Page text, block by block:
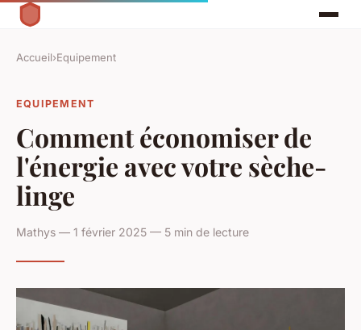
Accueil›Equipement
EQUIPEMENT
Comment économiser de
l'énergie avec votre sèche-
linge
Mathys — 1 février 2025 — 5 min de lecture